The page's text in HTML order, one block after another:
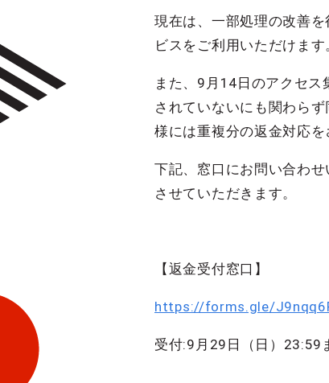
現在は、一部処理の改善
ビスをご利用いただけます
また、9月14日のアクセ
されていないにも関わら
様には重複分の返金対応を
下記、窓口にお問い合わ
させていただきます。
【返金受付窓口】
https://forms.gle/
受付:9月29日（日）23:59